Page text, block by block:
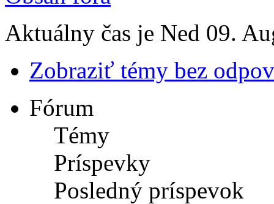
Aktuálny čas je Ned 09.
Zobraziť témy bez
Fórum
Témy
Príspevky
Posledný príspevok